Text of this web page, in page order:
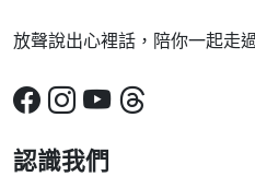
放聲說出心裡話，陪你一起走
認識我們